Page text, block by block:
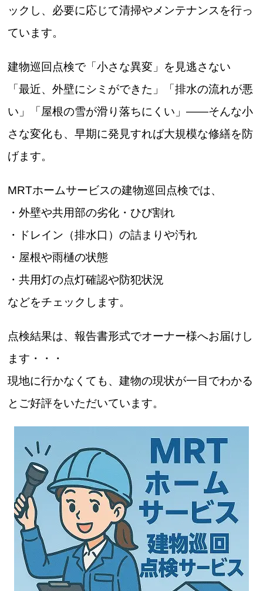
ックし、必要に応じて清掃やメンテナンスを行っ
ています。
建物巡回点検で「小さな異変」を見逃さない
「最近、外壁にシミができた」「排水の流れが悪
い」「屋根の雪が滑り落ちにくい」――そんな小
さな変化も、早期に発見すれば大規模な修繕を防
げます。
MRTホームサービスの建物巡回点検では、
・外壁や共用部の劣化・ひび割れ
・ドレイン（排水口）の詰まりや汚れ
・屋根や雨樋の状態
・共用灯の点灯確認や防犯状況
などをチェックします。
点検結果は、報告書形式でオーナー様へお届けし
ます・・・
現地に行かなくても、建物の現状が一目でわかる
とご好評をいただいています。